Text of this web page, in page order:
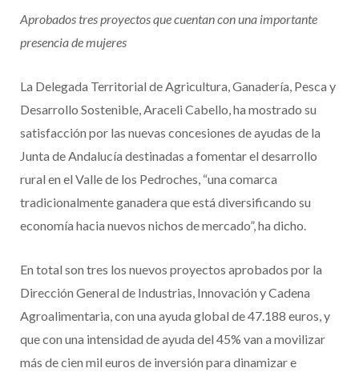
Aprobados tres proyectos que cuentan con una importante
presencia de mujeres
La Delegada Territorial de Agricultura, Ganadería, Pesca y
Desarrollo Sostenible, Araceli Cabello, ha mostrado su
satisfacción por las nuevas concesiones de ayudas de la
Junta de Andalucía destinadas a fomentar el desarrollo
rural en el Valle de los Pedroches, “una comarca
tradicionalmente ganadera que está diversificando su
economía hacia nuevos nichos de mercado”, ha dicho.
En total son tres los nuevos proyectos aprobados por la
Dirección General de Industrias, Innovación y Cadena
Agroalimentaria, con una ayuda global de 47.188 euros, y
que con una intensidad de ayuda del 45% van a movilizar
más de cien mil euros de inversión para dinamizar e